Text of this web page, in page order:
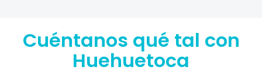
Cuéntanos qué tal con
Huehuetoca